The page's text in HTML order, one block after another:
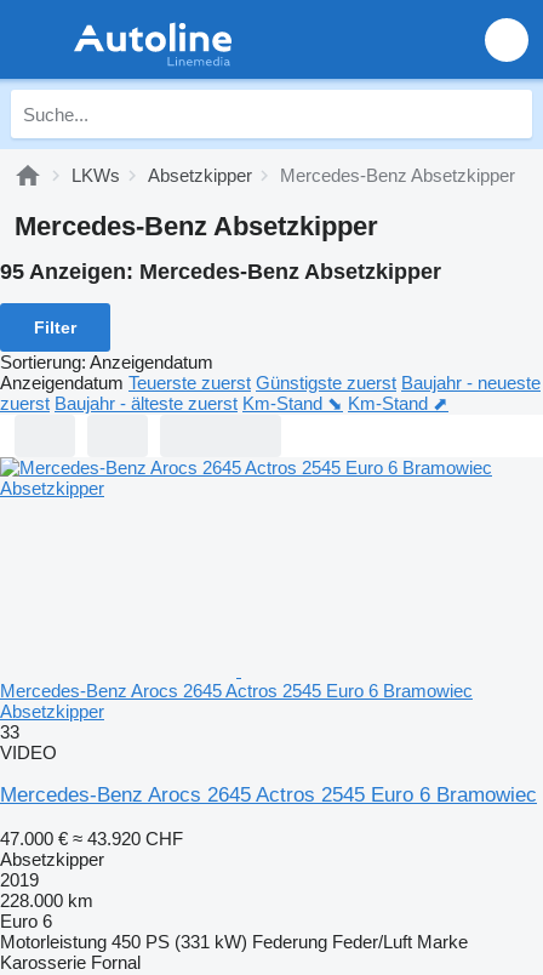
LKWs Absetzkipper Mercedes-Benz Absetzkipper
Mercedes-Benz Absetzkipper
95 Anzeigen: Mercedes-Benz Absetzkipper
Filter
Sortierung: Anzeigendatum
Anzeigendatum Teuerste zuerst Günstigste zuerst Baujahr - neueste
zuerst Baujahr - älteste zuerst Km-Stand ⬊ Km-Stand ⬈
Mercedes-Benz Arocs 2645 Actros 2545 Euro 6 Bramowiec
Absetzkipper
33
VIDEO
Mercedes-Benz Arocs 2645 Actros 2545 Euro 6 Bramowiec
47.000 € ≈ 43.920 CHF
Absetzkipper
2019
228.000 km
Euro 6
Motorleistung 450 PS (331 kW) Federung Feder/Luft Marke
Karosserie Fornal